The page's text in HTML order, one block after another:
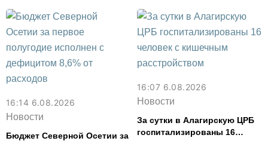
16:14 6.08.2026
Новости
Бюджет Северной Осетии за
16:07 6.08.2026
Новости
За сутки в Алагирскую ЦРБ
госпитализированы 16